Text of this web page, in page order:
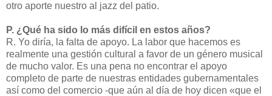
otro aporte nuestro al jazz del patio.
P. ¿Qué ha sido lo más difícil en estos años?
R. Yo diría, la falta de apoyo. La labor que hacemos es
realmente una gestión cultural a favor de un género musical
de mucho valor. Es una pena no encontrar el apoyo
completo de parte de nuestras entidades gubernamentales
así como del comercio -que aún al día de hoy dicen «que el